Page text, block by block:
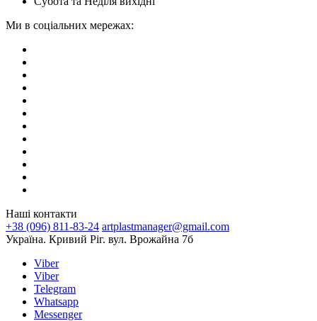
Ми в соціальних мережах:
Наші контакти
+38 (096) 811-83-24 artplastmanager@gmail.com
Україна. Кривий Ріг. вул. Врожайна 7б
Viber
Viber
Telegram
Whatsapp
Messenger